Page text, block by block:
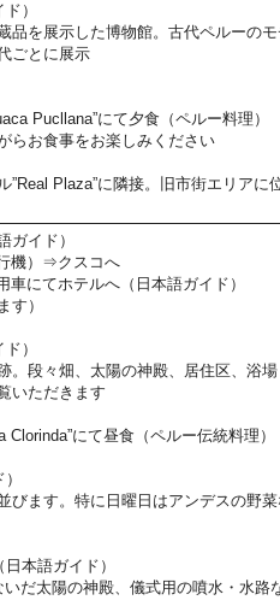
）
品を展示した博物館。古代ペルーの
ごとに展示
Pucllana”にて夕食（ペルー料理）
らお食事をお楽しみください
”Real Plaza”に隣接。旧市街エリアに
ガイド）
機）⇒クスコへ
車にてホテルへ（日本語ガイド）
す）
）
。段々畑、太陽の神殿、居住区、浴
いただきます
にて昼食（ペルー伝統料理）
びます。特に日曜日はアンデスの野
本語ガイド）
だ太陽の神殿、儀式用の噴水・水路